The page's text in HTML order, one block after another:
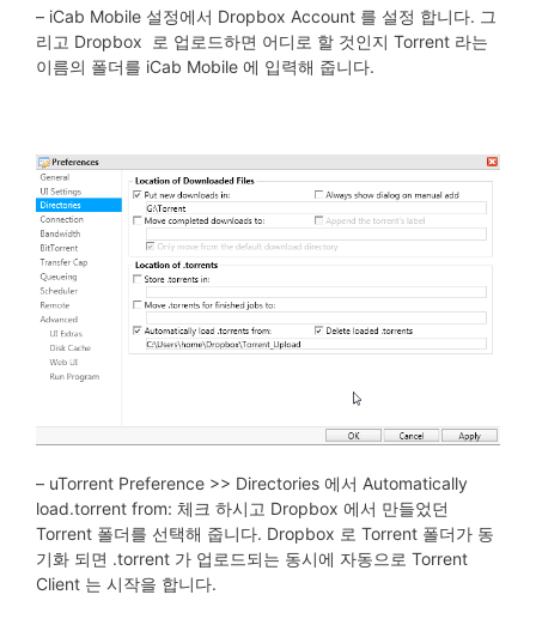
– iCab Mobile 설정에서 Dropbox Account 를 설정 합니다. 그
리고 Dropbox 로 업로드하면 어디로 할 것인지 Torrent 라는
이름의 폴더를 iCab Mobile 에 입력해 줍니다.
– uTorrent Preference >> Directories 에서 Automatically
load.torrent from: 체크 하시고 Dropbox 에서 만들었던
Torrent 폴더를 선택해 줍니다. Dropbox 로 Torrent 폴더가 동
기화 되면 .torrent 가 업로드되는 동시에 자동으로 Torrent
Client 는 시작을 합니다.